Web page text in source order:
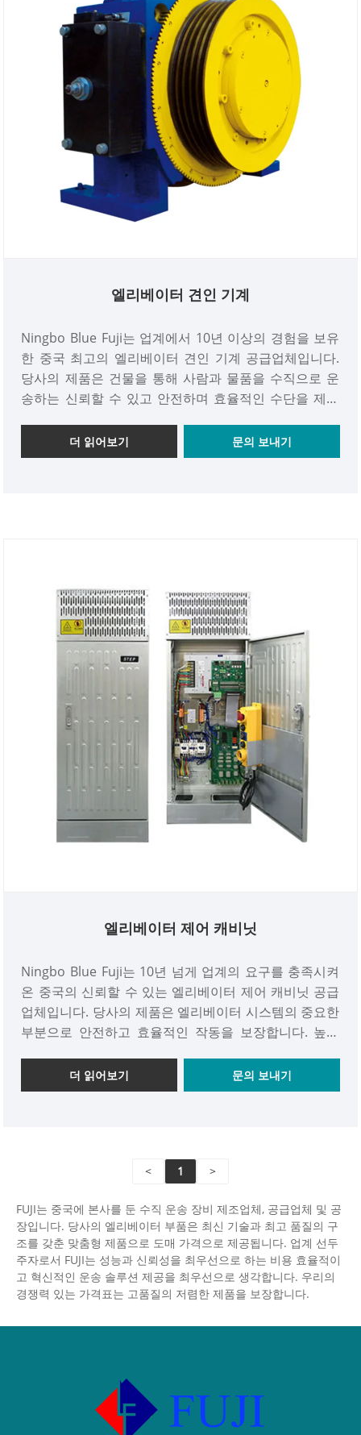
자부심을 느낍니다. 모든 안전 표준 및 요구 사항을 충족
하는 엘리베이터 인코더를 구입해 주십시오. 그러니 오
늘 저희 공장을 방문하셔서 안심하고 구매하세요!
엘리베이터 견인 기계
Ningbo Blue Fuji는 업계에서 10년 이상의 경험을 보유
한 중국 최고의 엘리베이터 견인 기계 공급업체입니다.
당사의 제품은 건물을 통해 사람과 물품을 수직으로 운
송하는 신뢰할 수 있고 안전하며 효율적인 수단을 제공
최고 품질 표준에 따라 제조되었으며 모든 안전 요구 사
항을 충족하기 위해 철저한 테스트를 거쳤습니다. 내구
우리는 특정 고객 요구 사항을 충족하는 맞춤형 솔루션
을 제공하여 완전한 만족을 보장하는 데 자부심을 느낍
니다. 모든 안전 표준 및 요구 사항을 충족하는 엘리베이
터 견인 기계를 구입해 주십시오. 그러니 오늘 저희 공장
을 방문해 안심하고 구매하세요!
더 읽어보기 문의 보내기
엘리베이터 제어 캐비닛
Ningbo Blue Fuji는 10년 넘게 업계의 요구를 충족시켜
온 중국의 신뢰할 수 있는 엘리베이터 제어 캐비닛 공급
업체입니다. 당사의 제품은 엘리베이터 시스템의 중요한
부분으로 안전하고 효율적인 작동을 보장합니다. 높은
의 엘리베이터 제어 캐비닛은 전 세계 현대 엘리베이터
시스템의 필수 구성 요소입니다. 당사의 엘리베이터 제
되어 고객으로부터 긍정적인 반응을 얻고 있습니다. 전
품을 보장하고 최고의 판매 후 서비스를 제공합니다. 우
리는 특정 요구 사항에 맞는 맞춤형 솔루션을 제공하여
완전한 고객 만족을 보장합니다.
더 읽어보기 문의 보내기
< 1 >
FUJI는 중국에 본사를 둔 수직 운송 장비 제조업체, 공급업체 및 공
장입니다. 당사의 엘리베이터 부품은 최신 기술과 최고 품질의 구
조를 갖춘 맞춤형 제품으로 도매 가격으로 제공됩니다. 업계 선두
주자로서 FUJI는 성능과 신뢰성을 최우선으로 하는 비용 효율적이
고 혁신적인 운송 솔루션 제공을 최우선으로 생각합니다. 우리의
경쟁력 있는 가격표는 고품질의 저렴한 제품을 보장합니다.